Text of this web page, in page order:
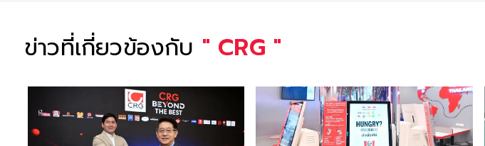
ข่าวที่เกี่ยวข้องกับ " CRG "